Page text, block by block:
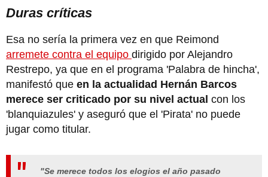
Duras críticas
Esa no sería la primera vez en que Reimond
arremete contra el equipo dirigido por Alejandro
Restrepo, ya que en el programa 'Palabra de hincha',
manifestó que en la actualidad Hernán Barcos
merece ser criticado por su nivel actual con los
'blanquiazules' y aseguró que el 'Pirata' no puede
jugar como titular.
"Se merece todos los elogios el año pasado